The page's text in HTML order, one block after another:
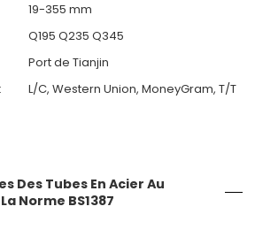
19-355 mm
Q195 Q235 Q345
Port de Tianjin
L/C, Western Union, MoneyGram, T/T
Des Tubes En Acier Au
Norme BS1387